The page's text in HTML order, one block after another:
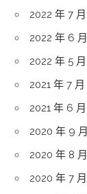
2022 年 7 月
2022 年 6 月
2022 年 5 月
2021 年 7 月
2021 年 6 月
2020 年 9 月
2020 年 8 月
2020 年 7 月